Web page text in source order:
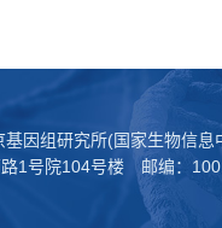
基因组研究所(国家生物信
路1号院104号楼 邮编：